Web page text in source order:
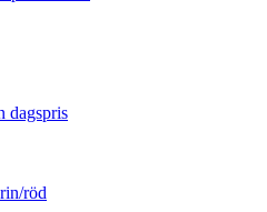
dagspris
röd